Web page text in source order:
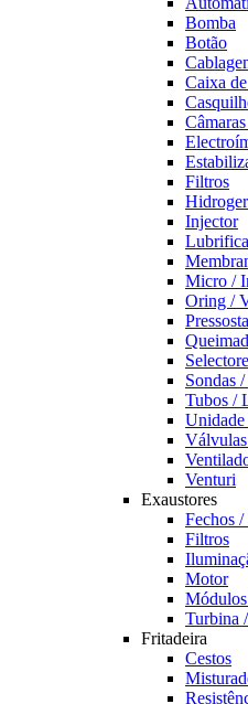
Bomba
Botão
Caixa
Filtros
Injector
Micro /
Oring /
Sondas
Tubos /
Venturi
Exaustores
Fechos
Filtros
Motor
Turbina
Fritadeira
Cestos